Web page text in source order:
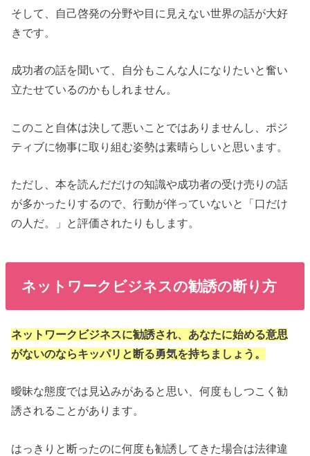
そして、自己啓発の分野や目に見えない世界の話が大好
きです。
成功者の話を聞いて、自分もこんな人になりたいと奮い
立たせているのかもしれません。
このこと自体は決して悪いことではありませんし、ポジ
ティブに物事に取り組む姿勢は素晴らしいと思います。
ただし、本を読んだだけの知識や成功者の受け売りの話
が多かったりするので、行動が伴っていないと「口だけ
の人だ。」と評価されたりもします。
ネットワークビジネスの勧誘の断り方
ネットワークビジネスに勧誘され、あなたに始める意思
がないのならキッパリと断る勇気を持ちましょう。
曖昧な態度では見込みがあると思い、何度もしつこく勧
誘されることがあります。
はっきりと断ったのに何度も勧誘してきた場合は法律違